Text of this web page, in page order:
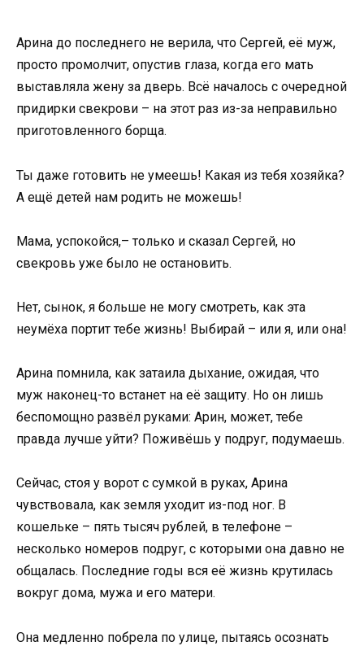
Арина до последнего не верила, что Сергей, её муж,
просто промолчит, опустив глаза, когда его мать
выставляла жену за дверь. Всё началось с очередной
придирки свекрови – на этот раз из-за неправильно
приготовленного борща.
Ты даже готовить не умеешь! Какая из тебя хозяйка?
А ещё детей нам родить не можешь!
Мама, успокойся,– только и сказал Сергей, но
свекровь уже было не остановить.
Нет, сынок, я больше не могу смотреть, как эта
неумёха портит тебе жизнь! Выбирай – или я, или она!
Арина помнила, как затаила дыхание, ожидая, что
муж наконец-то встанет на её защиту. Но он лишь
беспомощно развёл руками: Арин, может, тебе
правда лучше уйти? Поживёшь у подруг, подумаешь.
Сейчас, стоя у ворот с сумкой в руках, Арина
чувствовала, как земля уходит из-под ног. В
кошельке – пять тысяч рублей, в телефоне –
несколько номеров подруг, с которыми она давно не
общалась. Последние годы вся её жизнь крутилась
вокруг дома, мужа и его матери.
Она медленно побрела по улице, пытаясь осознать